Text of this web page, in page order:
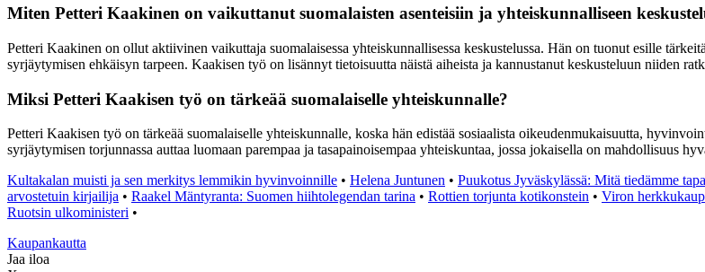
Miten Petteri Kaakinen on vaikuttanut suomalaisten asenteisiin ja yhteiskunnalliseen
Petteri Kaakinen on ollut aktiivinen vaikuttaja suomalaisessa yhteiskunnallisessa keskustelussa. Hän on tuonut esille
syrjäytymisen ehkäisyn tarpeen. Kaakisen työ on lisännyt tietoisuutta näistä aiheista ja kannustanut keskusteluun niiden
Miksi Petteri Kaakisen työ on tärkeää suomalaiselle yhteiskunnalle?
Petteri Kaakisen työ on tärkeää suomalaiselle yhteiskunnalle, koska hän edistää sosiaalista oikeudenmukaisuutta,
syrjäytymisen torjunnassa auttaa luomaan parempaa ja tasapainoisempaa yhteiskuntaa, jossa jokaisella on mahdollisuus
Kultakalan muisti ja sen merkitys lemmikin hyvinvoinnille • Helena Juntunen • Puukotus Jyväskylässä: Mitä tiedämme
arvostetuin kirjailija • Raakel Mäntyranta: Suomen hiihtolegendan tarina • Rottien torjunta kotikonstein • Viron
Ruotsin ulkoministeri •
Kaupankautta
Jaa iloa